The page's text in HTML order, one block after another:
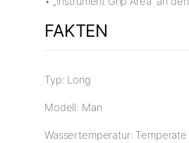
FAKTEN
Typ: Long
Modell: Man
Wassertemperatur: